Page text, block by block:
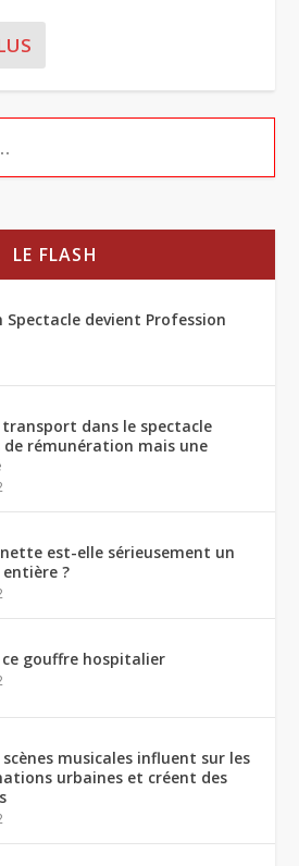
LE FLASH
Spectacle devient Profession
transport dans le spectacle
de rémunération mais une
est-elle sérieusement un
?
ce gouffre hospitalier
musicales influent sur les
urbaines et créent des